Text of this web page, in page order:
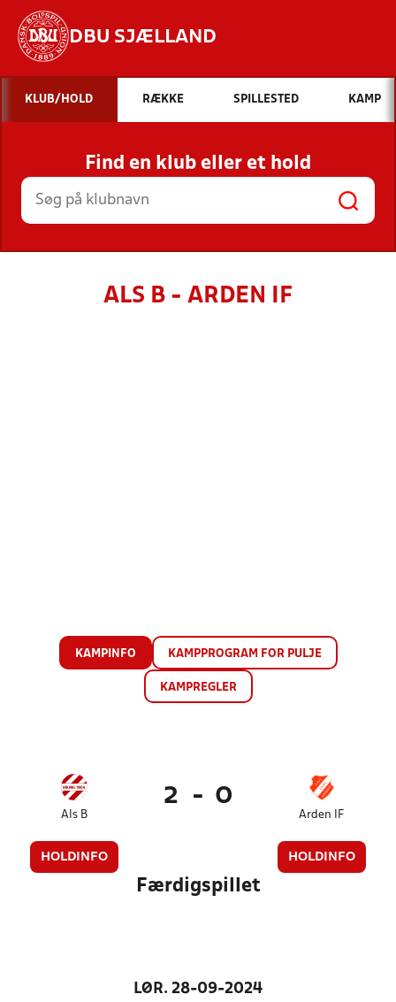
DBU SJÆLLAND
Hvad vil du søge efter?
INDHOLD OG NYHEDER
STILLINGER, RESULTATER, KLUBBER OG
HOLD
KLUB/HOLD RÆKKE SPILLESTED KAMP
Find en klub eller et hold
ALS B - ARDEN IF
KAMPINFO KAMPPROGRAM FOR PULJE
KAMPREGLER
Als B
HOLDINFO
2 - 0
Arden IF
HOLDINFO
Færdigspillet
LØR. 28-09-2024